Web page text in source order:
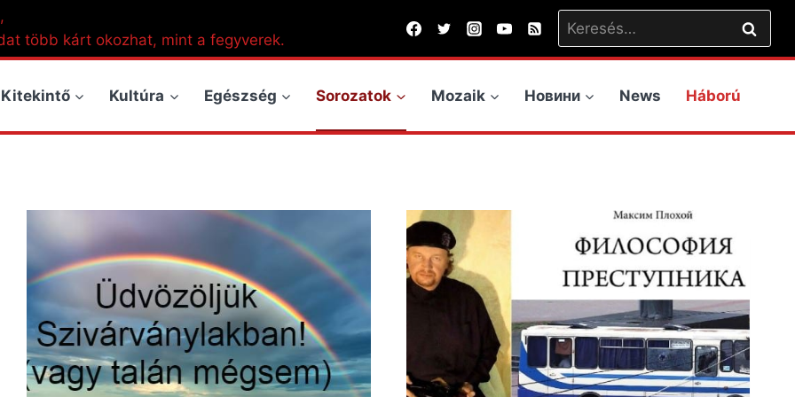
több kárt okozhat, mint a fegyverek.
Keresés:
Kitekintő Kultúra Egészség Sorozatok Mozaik Новини News Háború